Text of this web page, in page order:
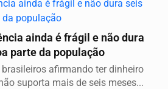
ainda é frágil e não dura
parte da população
afirmando ter dinheiro
suporta mais de seis meses...